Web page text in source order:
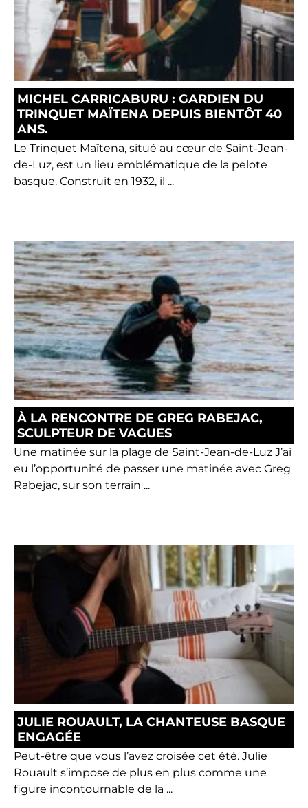
MICHEL CARRICABURU : GARDIEN DU
TRINQUET MAÏTENA DEPUIS BIENTÔT 40
ANS.
Le Trinquet Maïtena, situé au cœur de Saint-Jean-
de-Luz, est un lieu emblématique de la pelote
basque. Construit en 1932, il ...
À LA RENCONTRE DE GREG RABEJAC,
SCULPTEUR DE VAGUES
Une matinée sur la plage de Saint-Jean-de-Luz J’ai
eu l’opportunité de passer une matinée avec Greg
Rabejac, sur son terrain ...
JULIE ROUAULT, LA CHANTEUSE BASQUE
ENGAGÉE
Peut-être que vous l’avez croisée cet été. Julie
Rouault s’impose de plus en plus comme une
figure incontournable de la ...